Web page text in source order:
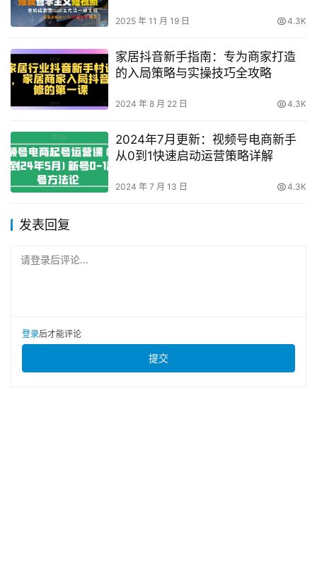
2025 年 11 月 19 日 4.3K
家居抖音新手指南：专为商家打造
的入局策略与实操技巧全攻略
2024 年 8 月 22 日 4.3K
2024年7月更新：视频号电商新手
从0到1快速启动运营策略详解
2024 年 7 月 13 日 4.3K
发表回复
请登录后评论...
登录后才能评论
提交